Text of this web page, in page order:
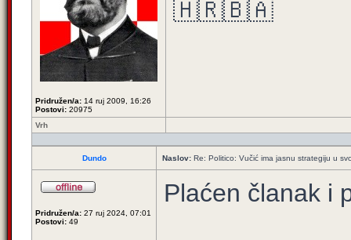
Pridružen/a: 14 ruj 2009, 16:26
Postovi: 20975
🇭🇷🇧🇦
Vrh
Dundo Naslov: Re: Politico: Vučić ima jasnu strategiju u
Pridružen/a: 27 ruj 2024, 07:01
Postovi: 49
Plaćen članak i